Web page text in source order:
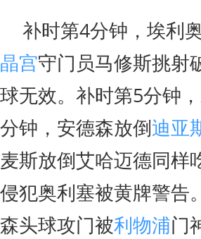
补时第4分钟，埃利
晶宫守门员马修斯挑射
球无效。补时第5分钟，
分钟，安德森放倒迪亚
麦斯放倒艾哈迈德同样
侵犯奥利塞被黄牌警告
森头球攻门被利物浦门